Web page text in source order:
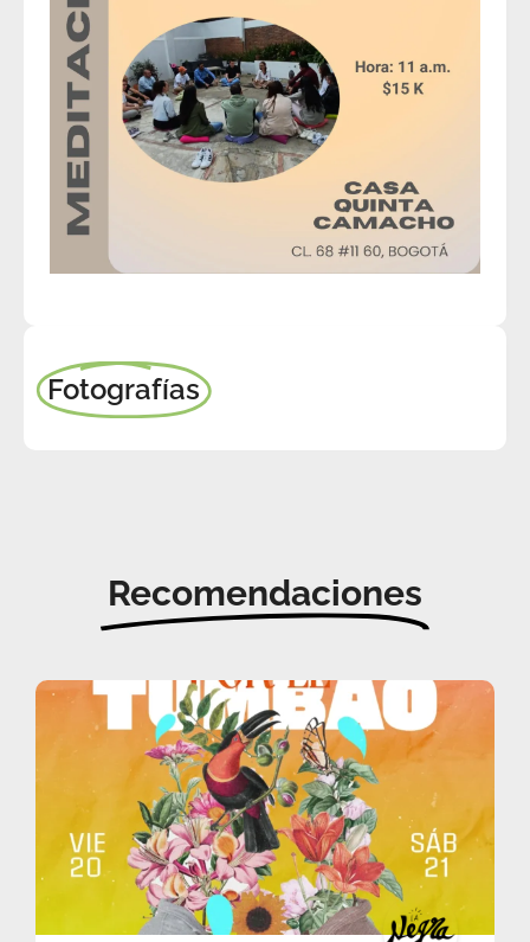
Fotografías
Recomendaciones